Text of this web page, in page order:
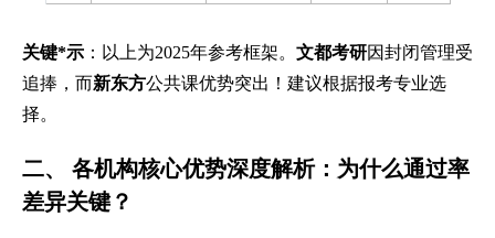
关键*示 ：以上为2025年参考框架。 文都考研因封闭管理受
追捧，而新东方公共课优势突出！建议根据报考专业选
择。
二、 各机构核心优势深度解析：为什么通过率
差异关键？